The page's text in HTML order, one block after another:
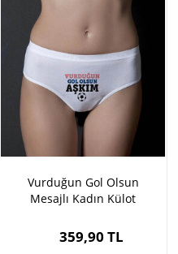
Vurduğun Gol Olsun
Mesajlı Kadın Külot
359,90 TL